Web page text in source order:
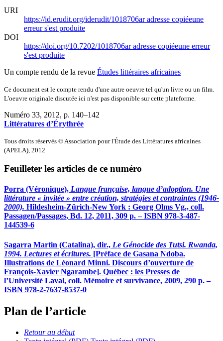
URI
https://id.erudit.org/iderudit/1018706aradresse copiéeune
erreur s'est produite
DOI
https://doi.org/10.7202/1018706aradresse copiéeune erreur
s'est produite
Un compte rendu de la revue Études littéraires africaines
Ce document est le compte rendu d'une autre oeuvre tel qu'un livre ou un film.
L'oeuvre originale discutée ici n'est pas disponible sur cette plateforme.
Numéro 33, 2012, p. 140–142
Littératures d’Érythrée
Tous droits réservés © Association pour l'Étude des Littératures africaines
(APELA), 2012
Feuilleter les articles de ce numéro
Porra (Véronique), Langue française, langue d’adoption. Une
littérature « invitée » entre création, stratégies et contraintes (1946-
2000). Hildesheim-Zürich-New York : Georg Olms Vg., coll.
Passagen/Passages, Bd. 12, 2011, 309 p. – ISBN 978-3-487-
144539-6
Sagarra Martin (Catalina), dir., Le Génocide des Tutsi. Rwanda,
1994. Lectures et écritures. [Préface de Gasana Ndoba.
Illustrations de Léonard Minni. Discours d’ouverture de
François-Xavier Ngarambe]. Québec : les Presses de
l’Université Laval, coll. Mémoire et survivance, 2009, 290 p. –
ISBN 978-2-7637-8537-0
Plan de l’article
Retour au début